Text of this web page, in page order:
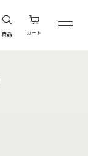
商品 カート